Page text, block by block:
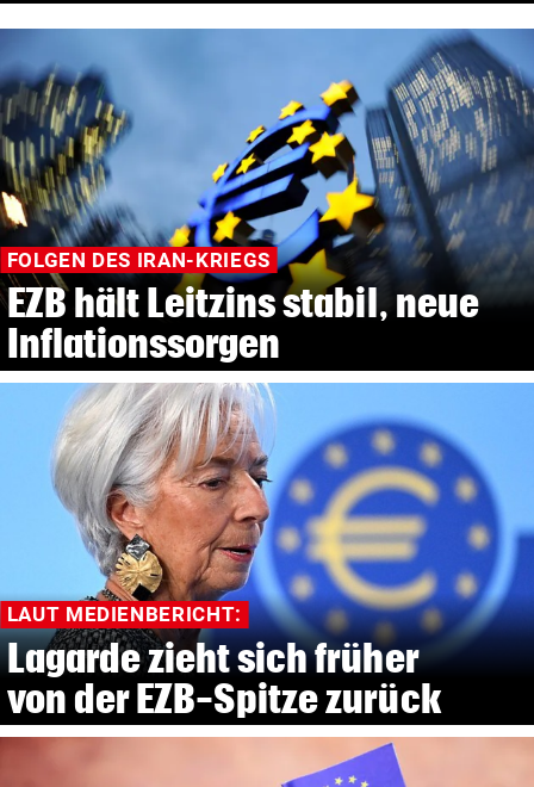
FOLGEN DES IRAN-KRIEGS
EZB hält Leitzins stabil, neue
Inflationssorgen
LAUT MEDIENBERICHT:
Lagarde zieht sich früher
von der EZB-Spitze zurück